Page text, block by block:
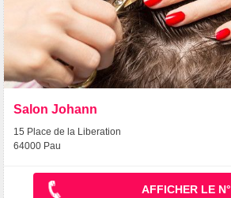
Salon Johann
15 Place de la Liberation
64000 Pau
AFFICHER LE N°